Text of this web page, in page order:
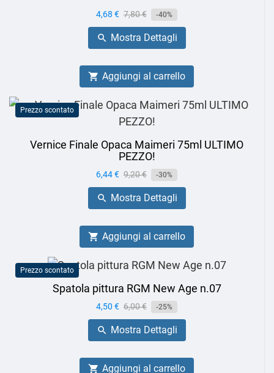
Prezzo
4,68 € Prezzo
base
7,80 € -40%
 Mostra Dettagli
 Aggiungi al carrello
Prezzo scontato
Vernice Finale Opaca Maimeri 75ml ULTIMO
PEZZO!
Prezzo
6,44 € Prezzo
base
9,20 € -30%
 Mostra Dettagli
 Aggiungi al carrello
Prezzo scontato
Spatola pittura RGM New Age n.07
Prezzo
4,50 € Prezzo
base
6,00 € -25%
 Mostra Dettagli
 Aggiungi al carrello